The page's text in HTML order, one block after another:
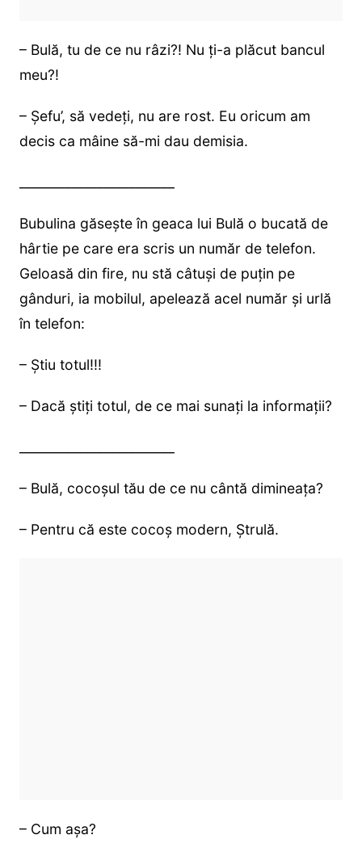
– Bulă, tu de ce nu râzi?! Nu ți-a plăcut bancul
meu?!
– Șefu’, să vedeți, nu are rost. Eu oricum am
decis ca mâine să-mi dau demisia.
Bubulina găsește în geaca lui Bulă o bucată de
hârtie pe care era scris un număr de telefon.
Geloasă din fire, nu stă câtuși de puțin pe
gânduri, ia mobilul, apelează acel număr și urlă
în telefon:
– Știu totul!!!
– Dacă știți totul, de ce mai sunați la informații?
– Bulă, cocoșul tău de ce nu cântă dimineața?
– Pentru că este cocoș modern, Ștrulă.
– Cum așa?